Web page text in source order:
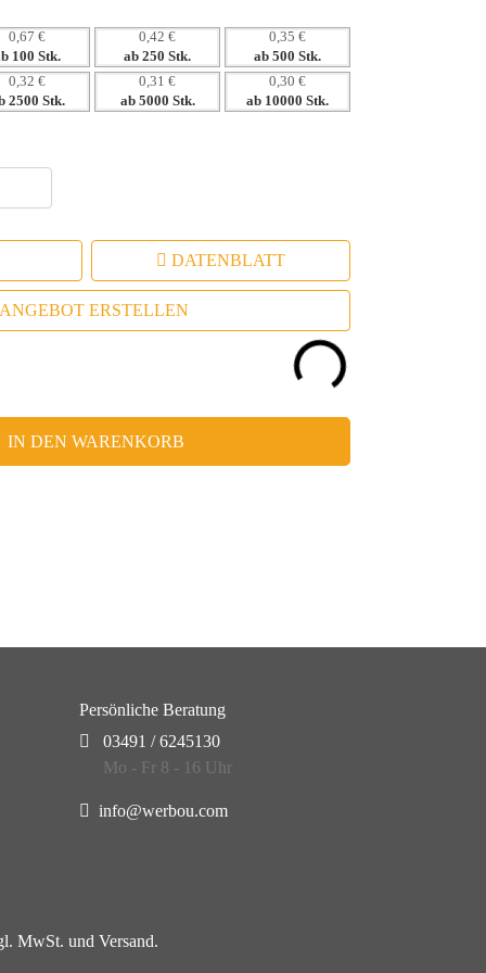
0,67 €
100 Stk.
0,42 €
ab 250 Stk.
0,35 €
ab 500 Stk.
0,32 €
2500 Stk.
0,31 €
ab 5000 Stk.
0,30 €
ab 10000 Stk.
DATENBLATT
ANGEBOT ERSTELLEN
IN DEN WARENKORB
Persönliche Beratung
03491 / 6245130
Mo - Fr 8 - 16 Uhr
info@werbou.com
MwSt. und Versand.